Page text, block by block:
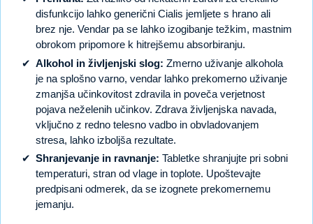
disfunkcijo lahko generični Cialis jemljete s hrano ali
brez nje. Vendar pa se lahko izogibanje težkim, mastnim
obrokom pripomore k hitrejšemu absorbiranju.
Alkohol in življenjski slog: Zmerno uživanje alkohola
je na splošno varno, vendar lahko prekomerno uživanje
zmanjša učinkovitost zdravila in poveča verjetnost
pojava neželenih učinkov. Zdrava življenjska navada,
vključno z redno telesno vadbo in obvladovanjem
stresa, lahko izboljša rezultate.
Shranjevanje in ravnanje: Tabletke shranjujte pri sobni
temperaturi, stran od vlage in toplote. Upoštevajte
predpisani odmerek, da se izognete prekomernemu
jemanju.